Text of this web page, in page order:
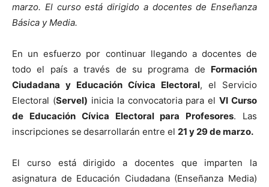
marzo. El curso está dirigido a docentes de Enseñanza
Básica y Media.
En un esfuerzo por continuar llegando a docentes de
todo el país a través de su programa de Formación
Ciudadana y Educación Cívica Electoral, el Servicio
Electoral (Servel) inicia la convocatoria para elVI Curso
de Educación Cívica Electoral para Profesores. Las
inscripciones se desarrollarán entre el 21 y 29 de marzo.
El curso está dirigido a docentes que imparten la
asignatura de Educación Ciudadana (Enseñanza Media)